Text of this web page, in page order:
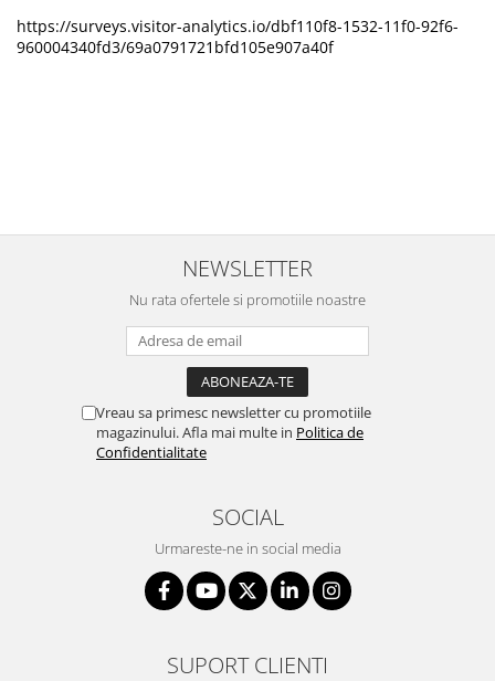
https://surveys.visitor-analytics.io/dbf110f8-1532-11f0-92f6-
960004340fd3/69a0791721bfd105e907a40f
NEWSLETTER
Nu rata ofertele si promotiile noastre
Vreau sa primesc newsletter cu promotiile
magazinului. Afla mai multe in Politica de
Confidentialitate
SOCIAL
Urmareste-ne in social media
SUPORT CLIENTI